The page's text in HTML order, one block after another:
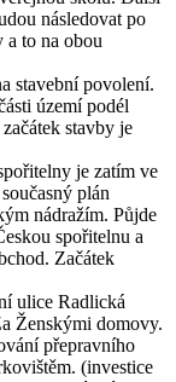
následovat po
a to na obou
stavební povolení.
území podél
stavby je
je zatím ve
plán
nádražím. Půjde
spořitelnu a
Začátek
ulice Radlická
Ženskými domovy.
přepravního
(investice